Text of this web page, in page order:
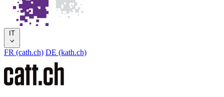
IT
FR (cath.ch) DE (kath.ch)